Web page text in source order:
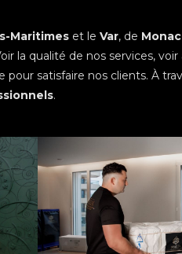
Maritimes et le Var, de
la qualité de nos services, voir
satisfaire nos clients. À
.